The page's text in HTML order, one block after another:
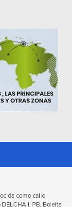
como calle
I, PB. Boleíta